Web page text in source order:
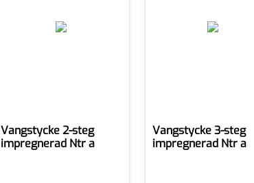
Vangstycke 2-steg
impregnerad Ntr a
Vangstycke 3-steg
impregnerad Ntr a